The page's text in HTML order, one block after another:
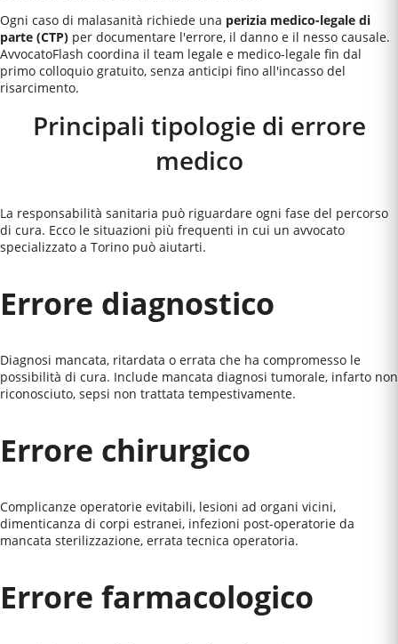
Ogni caso di malasanità richiede una perizia medico-legale di
parte (CTP) per documentare l'errore, il danno e il nesso causale.
AvvocatoFlash coordina il team legale e medico-legale fin dal
primo colloquio gratuito, senza anticipi fino all'incasso del
risarcimento.
Principali tipologie di errore
medico
La responsabilità sanitaria può riguardare ogni fase del percorso
di cura. Ecco le situazioni più frequenti in cui un avvocato
specializzato a Torino può aiutarti.
Errore diagnostico
Diagnosi mancata, ritardata o errata che ha compromesso le
possibilità di cura. Include mancata diagnosi tumorale, infarto non
riconosciuto, sepsi non trattata tempestivamente.
Errore chirurgico
Complicanze operatorie evitabili, lesioni ad organi vicini,
dimenticanza di corpi estranei, infezioni post-operatorie da
mancata sterilizzazione, errata tecnica operatoria.
Errore farmacologico